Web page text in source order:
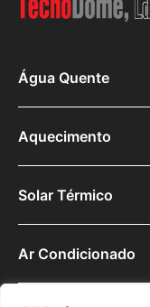
Água Quente
Aquecimento
Solar Térmico
Ar Condicionado